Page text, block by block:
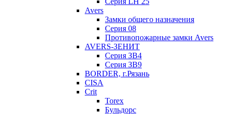
Avers
Замки общего назначения
Серия 08
Противопожарные замки Avers
AVERS-ЗЕНИТ
Серия ЗВ4
Серия ЗВ9
BORDER, г.Рязань
CISA
Crit
Torex
Бульдорс